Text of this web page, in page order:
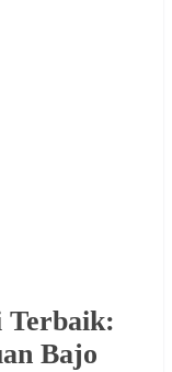
Terbaik:
Bajo